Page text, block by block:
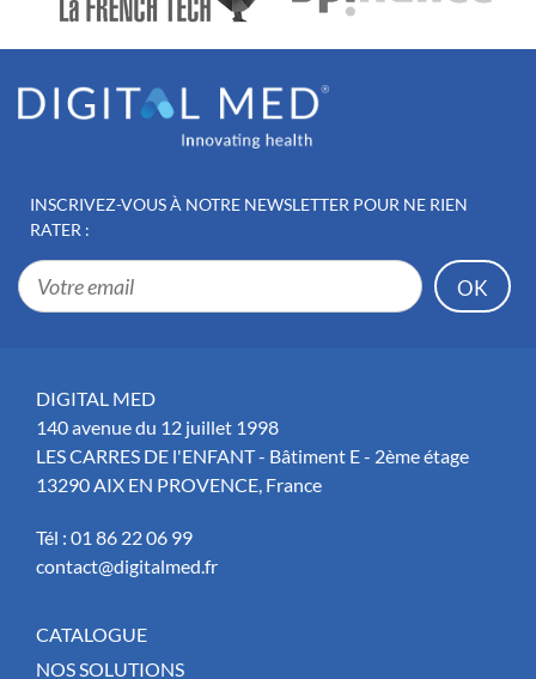
INSCRIVEZ-VOUS À NOTRE NEWSLETTER POUR NE RIEN
RATER :
DIGITAL MED
140 avenue du 12 juillet 1998
LES CARRES DE l'ENFANT - Bâtiment E - 2ème étage
13290 AIX EN PROVENCE, France
Tél : 01 86 22 06 99
contact@digitalmed.fr
CATALOGUE
NOS SOLUTIONS